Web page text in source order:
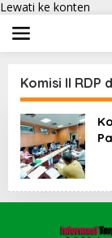
Lewati ke konten
Komisi II RDP